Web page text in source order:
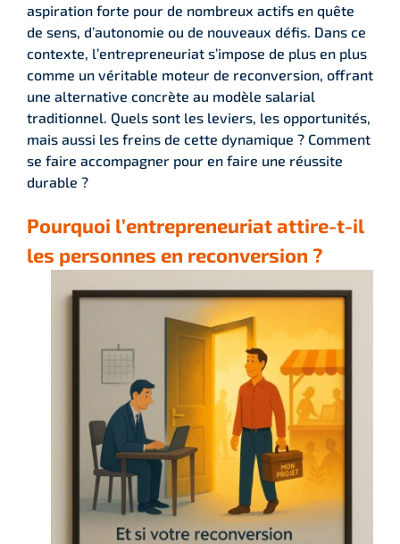
aspiration forte pour de nombreux actifs en quête
de sens, d’autonomie ou de nouveaux défis. Dans ce
contexte, l’entrepreneuriat s’impose de plus en plus
comme un véritable moteur de reconversion, offrant
une alternative concrète au modèle salarial
traditionnel. Quels sont les leviers, les opportunités,
mais aussi les freins de cette dynamique ? Comment
se faire accompagner pour en faire une réussite
durable ?
Pourquoi l’entrepreneuriat attire-t-il
les personnes en reconversion ?